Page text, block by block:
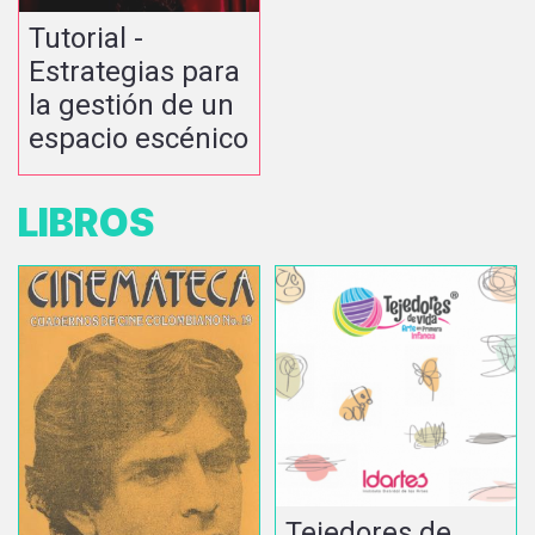
Tutorial -
Estrategias para
la gestión de un
espacio escénico
LIBROS